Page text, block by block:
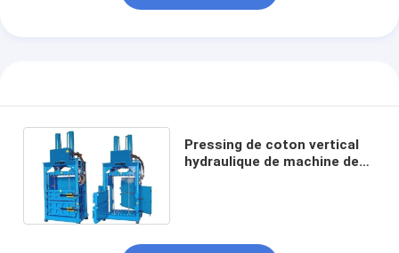
Pressing de coton vertical
hydraulique de machine de